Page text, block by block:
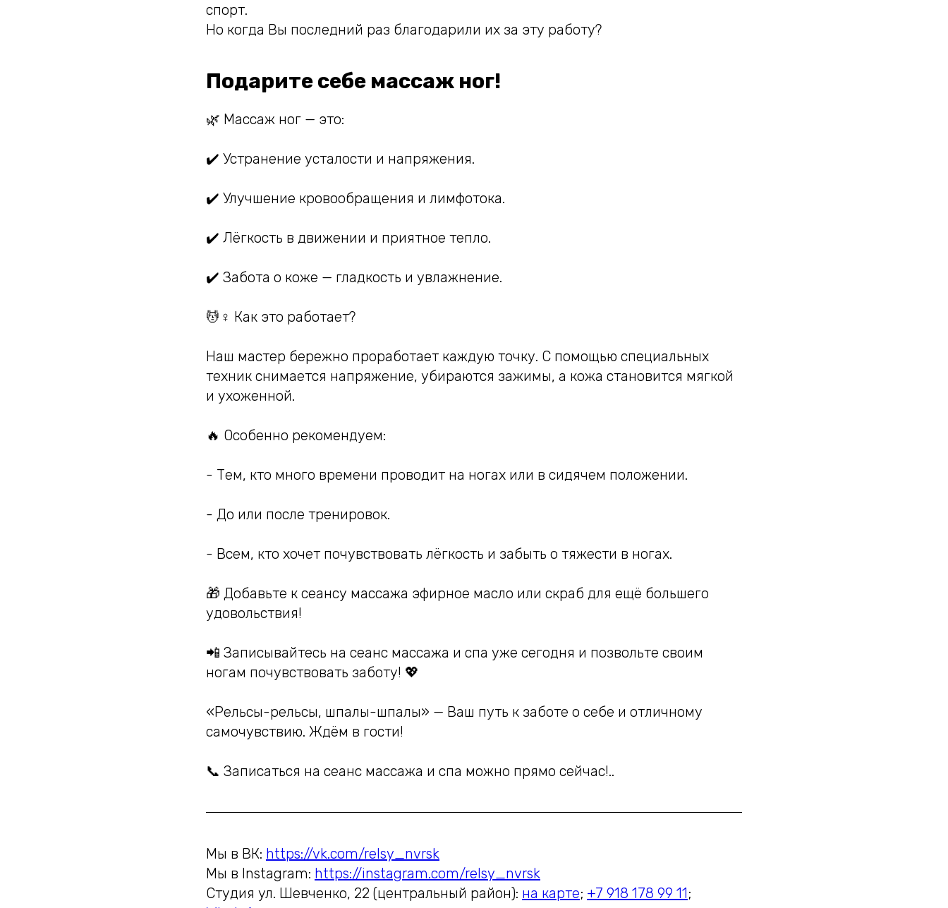
спорт.
Но когда Вы последний раз благодарили их за эту работу?
Подарите себе массаж ног!
🌿 Массаж ног — это:
✔️ Устранение усталости и напряжения.
✔️ Улучшение кровообращения и лимфотока.
✔️ Лёгкость в движении и приятное тепло.
✔️ Забота о коже — гладкость и увлажнение.
💆♀️ Как это работает?
Наш мастер бережно проработает каждую точку. С помощью специальных
техник снимается напряжение, убираются зажимы, а кожа становится мягкой
и ухоженной.
🔥 Особенно рекомендуем:
- Тем, кто много времени проводит на ногах или в сидячем положении.
- До или после тренировок.
- Всем, кто хочет почувствовать лёгкость и забыть о тяжести в ногах.
🎁 Добавьте к сеансу массажа эфирное масло или скраб для ещё большего
удовольствия!
📲 Записывайтесь на сеанс массажа и спа уже сегодня и позвольте своим
ногам почувствовать заботу! 💖
«Рельсы-рельсы, шпалы-шпалы» — Ваш путь к заботе о себе и отличному
самочувствию. Ждём в гости!
📞 Записаться на сеанс массажа и спа можно прямо сейчас!..
Мы в ВК: https://vk.com/relsy_nvrsk
Мы в Instagram: https://instagram.com/relsy_nvrsk
Студия ул. Шевченко, 22 (центральный район): на карте; +7 918 178 99 11;